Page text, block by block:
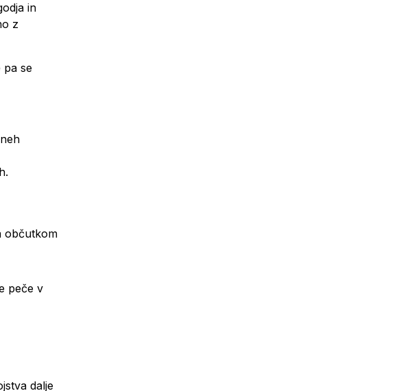
in
z
pa se
občutkom
peče v
dalje